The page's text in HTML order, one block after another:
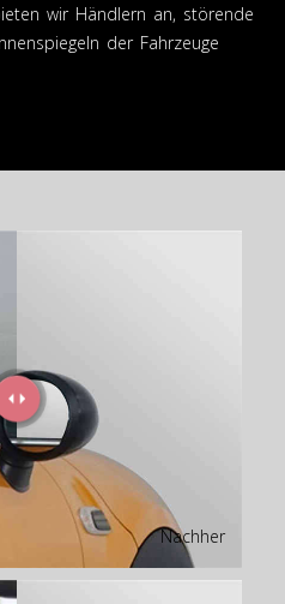
wir Händlern an, störende
der Fahrzeuge
Nachher